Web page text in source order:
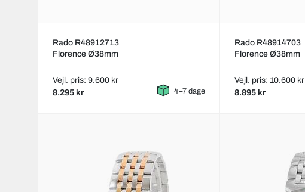
Rado R48912713
Florence Ø38mm
Vejl. pris: 9.600 kr
8.295 kr 4–7 dage
Rado R48914703
Florence Ø38mm
Vejl. pris: 10.600 kr
8.895 kr